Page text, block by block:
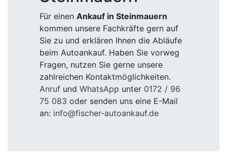
Für einen Ankauf in Steinmauern
kommen unsere Fachkräfte gern auf
Sie zu und erklären Ihnen die Abläufe
beim Autoankauf. Haben Sie vorweg
Fragen, nutzen Sie gerne unsere
zahlreichen Kontaktmöglichkeiten.
Anruf und WhatsApp unter 0172 / 96
75 083 oder senden uns eine E-Mail
an: info@fischer-autoankauf.de